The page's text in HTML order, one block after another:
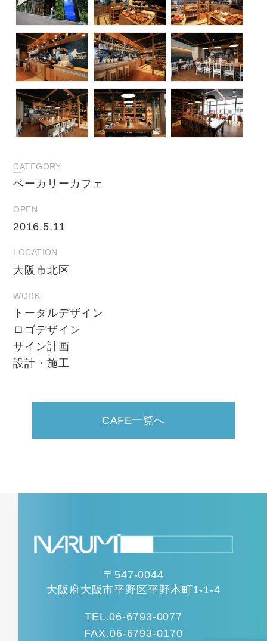
採用情報
お問い合せ
プライバシーポリシー
サイトマップ
CATEGORY
ベーカリーカフェ
OPEN
2016.5.11
LOCATION
大阪市北区
WORK
トータルデザイン
ロゴデザイン
サイン計画
設計・施工
CAFE一覧へ
〒547-0044
大阪府大阪市平野区平野本町1-1-4
TEL.06-6793-0077
FAX.06-6793-0170